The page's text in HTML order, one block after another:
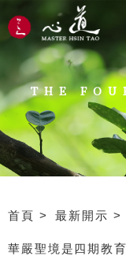
THE
首頁 最新開示
華嚴聖境是四期教